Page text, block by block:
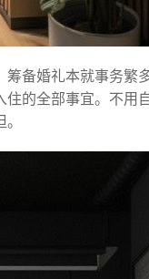
备婚礼本就事务繁
的全部事宜。不用